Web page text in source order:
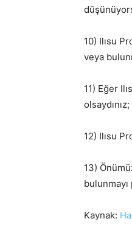
10) Ilısu
veya
11) Eğer
12) Ilısu
13)
Kaynak: